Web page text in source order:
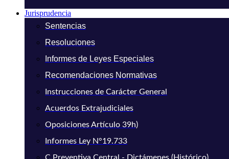
Jurisprudencia
Sentencias
Resoluciones
Informes de Leyes Especiales
Recomendaciones Normativas
Instrucciones de Carácter General
Acuerdos Extrajudiciales
Oposiciones Artículo 39h)
Informes Ley N°19.733